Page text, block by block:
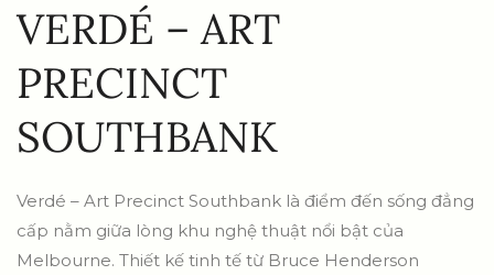
VERDÉ – ART
PRECINCT
SOUTHBANK
Verdé – Art Precinct Southbank là điểm đến sống đẳng
cấp nằm giữa lòng khu nghệ thuật nổi bật của
Melbourne. Thiết kế tinh tế từ Bruce Henderson